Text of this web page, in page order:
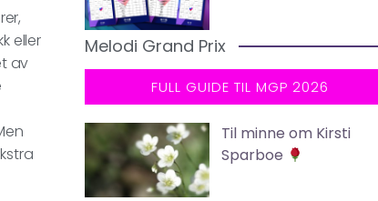
eller
av
Melodi Grand Prix
FULL GUIDE TIL MGP 2026
Til minne om Kirsti
Sparboe